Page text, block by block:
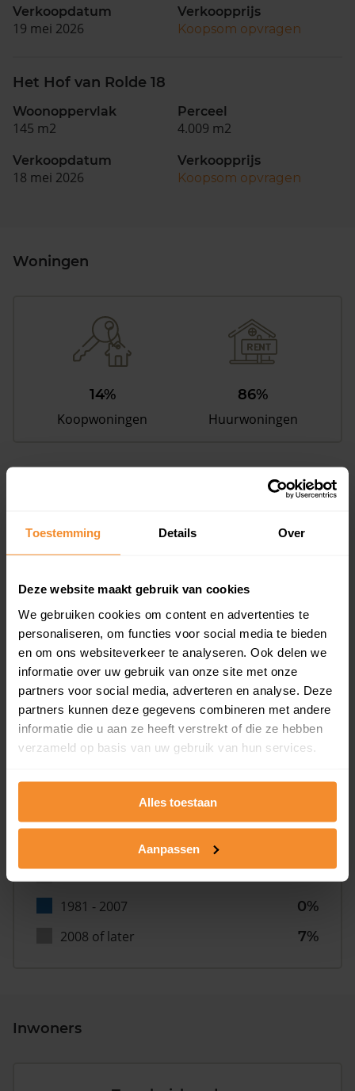
Toestemming Details Over
Deze website maakt gebruik van cookies
We gebruiken cookies om content en advertenties te
personaliseren, om functies voor social media te bieden
en om ons websiteverkeer te analyseren. Ook delen we
informatie over uw gebruik van onze site met onze
partners voor social media, adverteren en analyse. Deze
partners kunnen deze gegevens combineren met andere
informatie die u aan ze heeft verstrekt of die ze hebben
verzameld op basis van uw gebruik van hun services.
Alles toestaan
Aanpassen
Verkoopdatum
19 mei 2026
Verkoopprijs
Koopsom opvragen
Het Hof van Rolde 18
Woonoppervlak
145 m2
Perceel
4.009 m2
Verkoopdatum
18 mei 2026
Verkoopprijs
Koopsom opvragen
Woningen
14%
Koopwoningen
86%
Huurwoningen
0%
Bouwjaar
1981 - 2007
0%
2008 of later
7%
Inwoners